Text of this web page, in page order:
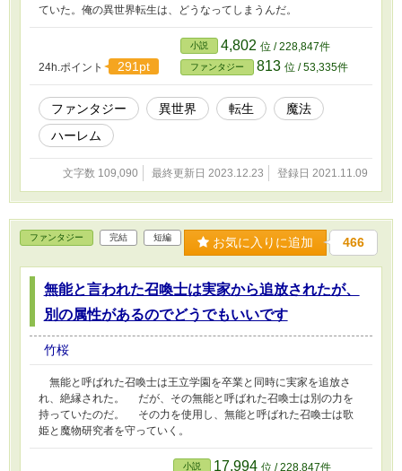
ていた。俺の異世界転生は、どうなってしまうんだ。
24h.ポイント 291pt
小説 4,802 位 / 228,847件
ファンタジー 813 位 / 53,335件
ファンタジー 異世界 転生
魔法
ハーレム
文字数 109,090 最終更新日 2023.12.23 登録日 2021.11.09
ファンタジー 完結 短編 お気に入りに追加 466
無能と言われた召喚士は実家から追放されたが、
別の属性があるのでどうでもいいです
竹桜
無能と呼ばれた召喚士は王立学園を卒業と同時に実家を追放さ
れ、絶縁された。 だが、その無能と呼ばれた召喚士は別の力を
持っていたのだ。 その力を使用し、無能と呼ばれた召喚士は歌
姫と魔物研究者を守っていく。
小説 17,994 位 / 228,847件